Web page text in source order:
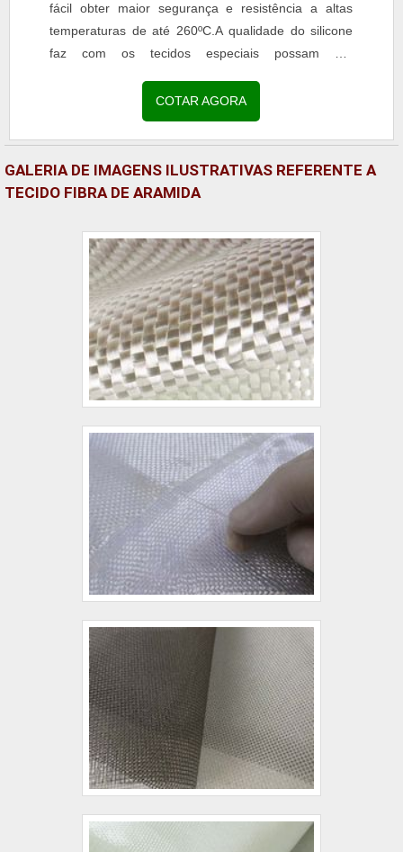
fácil obter maior segurança e resistência a altas
temperaturas de até 260ºC.A qualidade do silicone
faz com os tecidos especiais possam ser
COTAR AGORA
GALERIA DE IMAGENS ILUSTRATIVAS REFERENTE A
TECIDO FIBRA DE ARAMIDA